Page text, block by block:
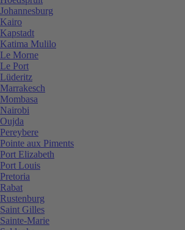
Johannesburg
Kairo
Kapstadt
Katima Mulilo
Le Morne
Le Port
Lüderitz
Marrakesch
Mombasa
Nairobi
Oujda
Pereybere
Pointe aux Piments
Port Elizabeth
Port Louis
Pretoria
Rabat
Rustenburg
Saint Gilles
Sainte-Marie